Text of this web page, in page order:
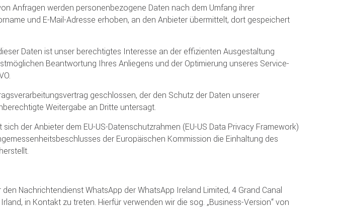
Anfragen werden personenbezogene Daten nach dem Umfang ihrer
und E-Mail-Adresse erhoben, an den Anbieter übermittelt, dort gespeichert
Daten ist unser berechtigtes Interesse an der effizienten Ausgestaltung
Beantwortung Ihres Anliegens und der Optimierung unseres Service-
geschlossen, der den Schutz der Daten unserer
Weitergabe an Dritte untersagt.
der Anbieter dem EU-US-Datenschutzrahmen (EU-US Data Privacy Framework)
der Europäischen Kommission die Einhaltung des
Nachrichtendienst WhatsApp der WhatsApp Ireland Limited, 4 Grand Canal
in Kontakt zu treten. Hierfür verwenden wir die sog. „Business-Version“ von